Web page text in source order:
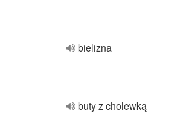
bielizna
buty z cholewką